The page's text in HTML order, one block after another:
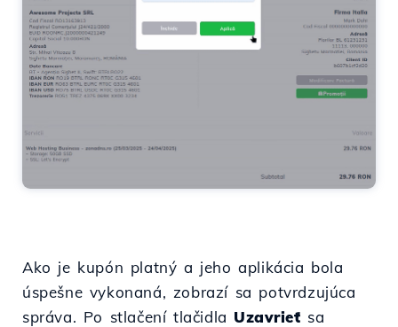
Ako je kupón platný a jeho aplikácia bola
úspešne vykonaná, zobrazí sa potvrdzujúca
správa. Po stlačení tlačidla Uzavrieť sa